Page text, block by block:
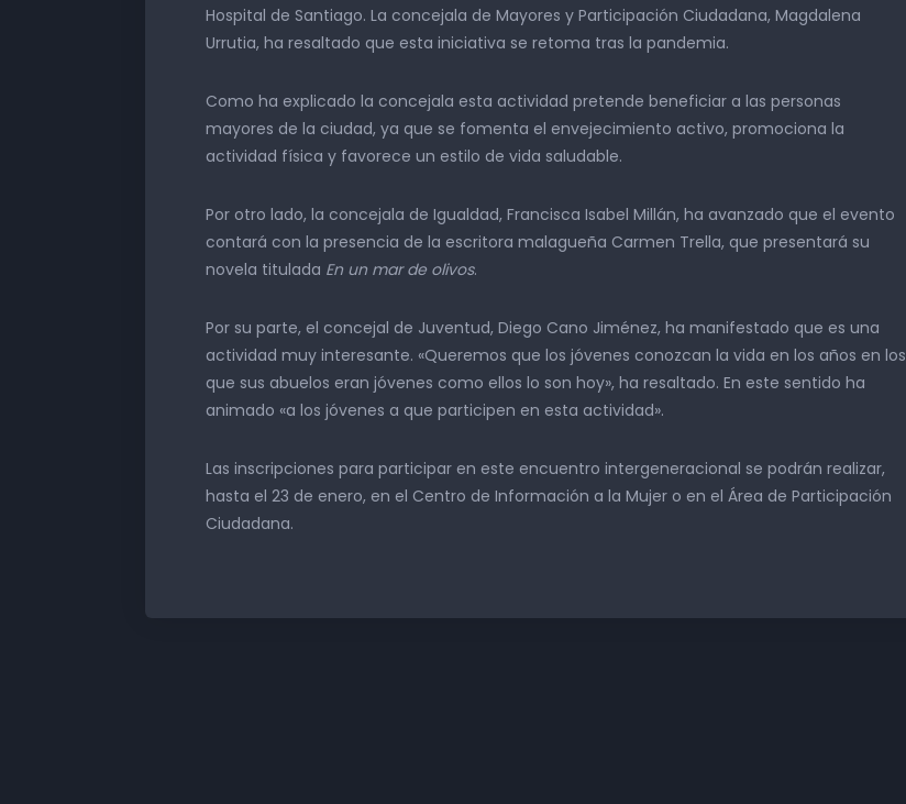
Hospital de Santiago. La concejala de Mayores y Participación Ciudadana, Magdalena
Urrutia, ha resaltado que esta iniciativa se retoma tras la pandemia.
Como ha explicado la concejala esta actividad pretende beneficiar a las personas
mayores de la ciudad, ya que se fomenta el envejecimiento activo, promociona la
actividad física y favorece un estilo de vida saludable.
Por otro lado, la concejala de Igualdad, Francisca Isabel Millán, ha avanzado que el evento
contará con la presencia de la escritora malagueña Carmen Trella, que presentará su
novela titulada En un mar de olivos.
Por su parte, el concejal de Juventud, Diego Cano Jiménez, ha manifestado que es una
actividad muy interesante. «Queremos que los jóvenes conozcan la vida en los años en los
que sus abuelos eran jóvenes como ellos lo son hoy», ha resaltado. En este sentido ha
animado «a los jóvenes a que participen en esta actividad».
Las inscripciones para participar en este encuentro intergeneracional se podrán realizar,
hasta el 23 de enero, en el Centro de Información a la Mujer o en el Área de Participación
Ciudadana.